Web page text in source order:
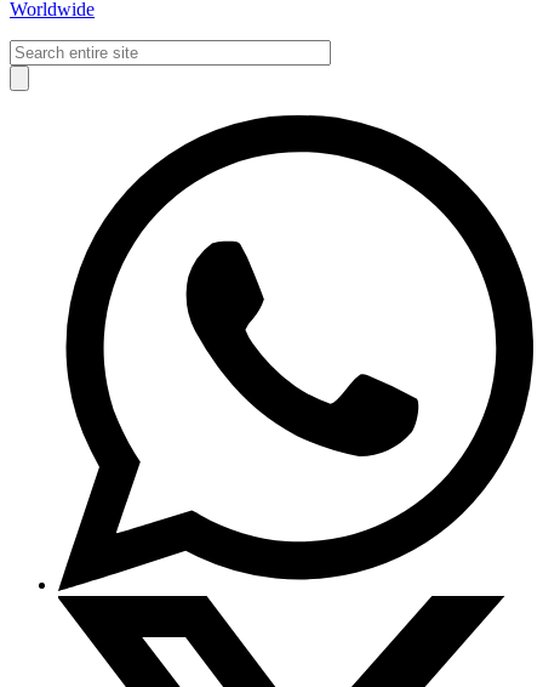
Worldwide